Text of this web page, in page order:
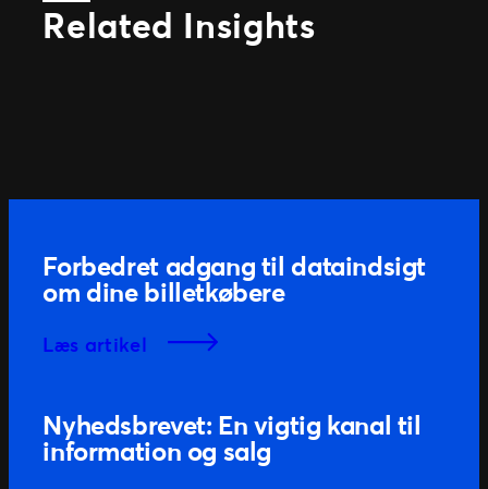
Related Insights
Forbedret adgang til dataindsigt
om dine billetkøbere
læs artikel
Nyhedsbrevet: En vigtig kanal til
information og salg